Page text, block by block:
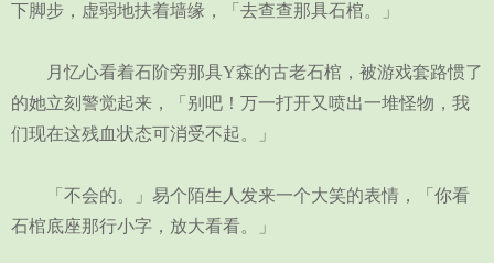
下脚步，虚弱地扶着墙缘，「去查查那具石棺。」
月忆心看着石阶旁那具Y森的古老石棺，被游戏套路惯了
的她立刻警觉起来，「别吧！万一打开又喷出一堆怪物，我
们现在这残血状态可消受不起。」
「不会的。」易个陌生人发来一个大笑的表情，「你看
石棺底座那行小字，放大看看。」